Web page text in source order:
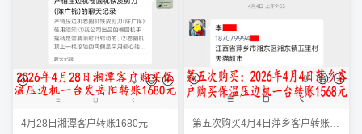
4月28日湘潭客户转账1680元